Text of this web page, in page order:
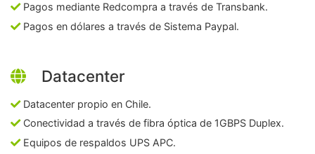
Pagos mediante Redcompra a través de Transbank.
Pagos en dólares a través de Sistema Paypal.
Datacenter
Datacenter propio en Chile.
Conectividad a través de fibra óptica de 1GBPS Duplex.
Equipos de respaldos UPS APC.